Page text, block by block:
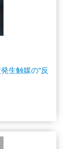
生触媒の“反